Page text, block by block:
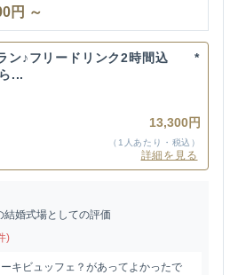
円 ～
ン♪フリードリンク2時間込 *
...
13,300円
（1人あたり・税込）
詳細を見る
結婚式場としての評価
)
キビュッフェ？があってよかったで